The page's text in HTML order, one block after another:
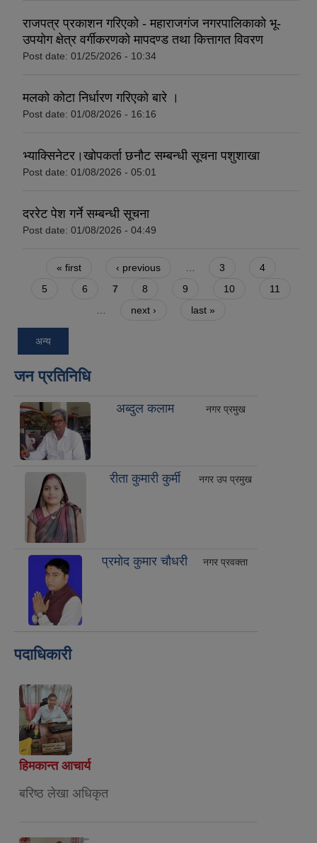
राजपत्र प्रकाशन गरिएको - महाराजगंज नगरपालिकाको भू-
उपयोग क्षेत्र वर्गीकरणको मापदण्ड तथा कित्तागत विवरण
Post date: 01/25/2026 - 10:34
मलको कोटा निर्धारण गरिएको बारे ।
Post date: 01/08/2026 - 16:16
भ्याक्सिनेटर।खोपकर्ता छनौट सम्बन्धी सूचना पशुशाखा
Post date: 01/08/2026 - 05:01
दररेट पेश गर्ने सम्बन्धी सूचना
Post date: 01/08/2026 - 04:49
Pages
« first ‹ previous 3
4
5
6 7 8 9 10
11
next › last »
अन्य
जन प्रतिनिधि
अब्दुल कलाम नगर प्रमुख
रीता कुमारी कुर्मी नगर उप प्रमुख
प्रमोद कुमार चौधरी नगर प्रवक्ता
पदाधिकारी
हिमकान्त आचार्य
बरिष्ठ लेखा अधिकृत